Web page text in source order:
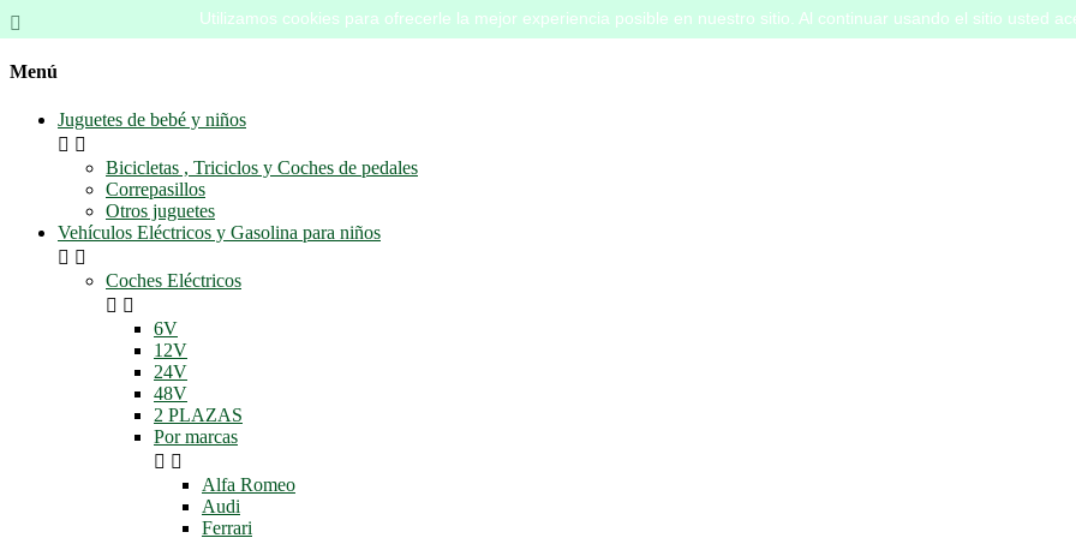
Utilizamos cookies para ofrecerle la mejor experiencia posible en nuestro sitio. Al continuar usando el sitio usted

Menú
Juguetes de bebé y niños
 
Bicicletas , Triciclos y Coches de pedales
Correpasillos
Otros juguetes
Vehículos Eléctricos y Gasolina para niños
 
Coches Eléctricos
 
6V
12V
24V
48V
2 PLAZAS
Por marcas
 
Alfa Romeo
Audi
Ferrari